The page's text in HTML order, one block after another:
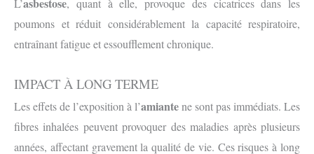
L’asbestose, quant à elle, provoque des cicatrices dans les
poumons et réduit considérablement la capacité respiratoire,
entraînant fatigue et essoufflement chronique.
IMPACT À LONG TERME
Les effets de l’exposition à l’amiantene sont pas immédiats. Les
fibres inhalées peuvent provoquer des maladies après plusieurs
années, affectant gravement la qualité de vie. Ces risques à long